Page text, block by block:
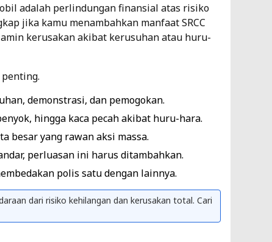
adalah perlindungan finansial atas risiko
jika kamu menambahkan manfaat SRCC
kerusakan akibat kerusuhan atau huru-
demonstrasi, dan pemogokan.
hingga kaca pecah akibat huru-hara.
besar yang rawan aksi massa.
perluasan ini harus ditambahkan.
polis satu dengan lainnya.
dari risiko kehilangan dan kerusakan total. Cari